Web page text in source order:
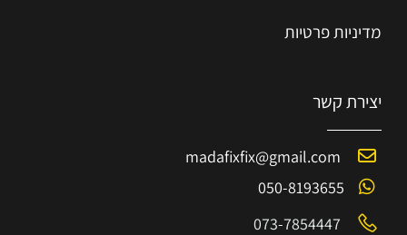
מדיניות פרטיות
יצירת קשר
madafixfix@gmail.com
050-8193655
073-7854447